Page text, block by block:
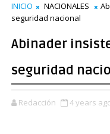
INICIO NACIONALES
seguridad nacional
Abinader
seguridad
Redacción 4 years